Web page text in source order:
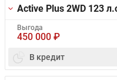
Active Plus 2WD 123
Выгода
450 000 ₽
В кредит